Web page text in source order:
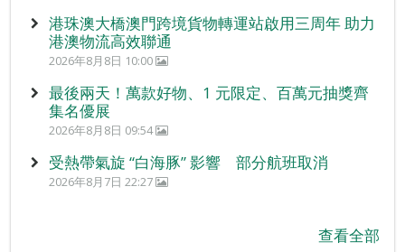
港珠澳大橋澳門跨境貨物轉運站啟用三周年 助力
港澳物流高效聯通
2026年8月8日 10:00
最後兩天！萬款好物、1 元限定、百萬元抽獎齊
集名優展
2026年8月8日 09:54
受熱帶氣旋 “白海豚” 影響 部分航班取消
2026年8月7日 22:27
查看全部